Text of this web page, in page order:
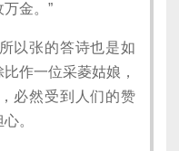
金。”
以张的答诗也是如
作一位采菱姑娘，
必然受到人们的赞
。